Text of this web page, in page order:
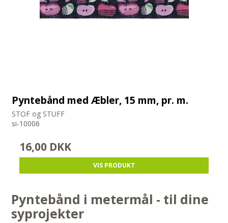
Pyntebånd med Æbler, 15 mm, pr. m.
STOF og STUFF
si-10006
16,00 DKK
VIS PRODUKT
Pyntebånd i metermål - til dine
syprojekter